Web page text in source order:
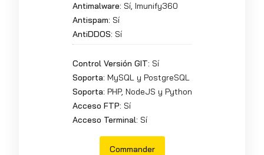
Antimalware: Sí, Imunify360
Antispam: Sí
AntiDDOS: Sí
Control Versión GIT: Sí
Soporta: MySQL y PostgreSQL
Soporta: PHP, NodeJS y Python
Acceso FTP: Sí
Acceso Terminal: Sí
Commander